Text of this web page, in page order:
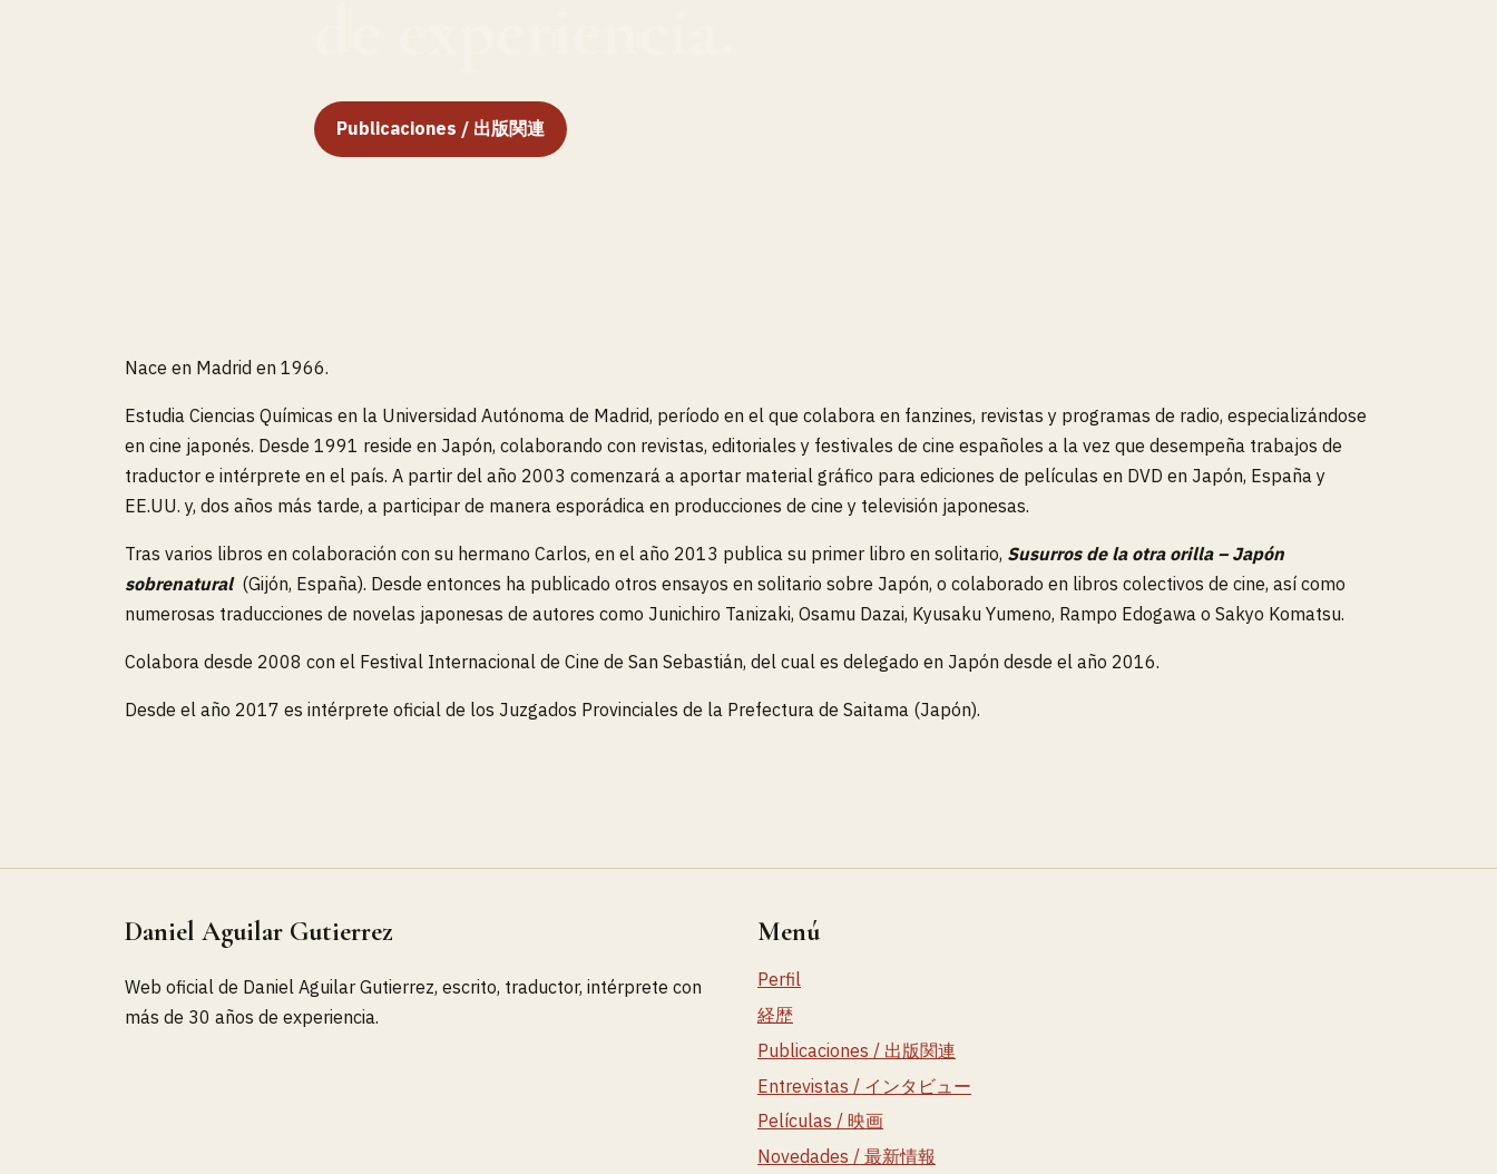
Publicaciones / 出版関連
Nace en Madrid en 1966.
Estudia Ciencias Químicas en la Universidad Autónoma de Madrid, período en el que colabora en fanzines, revistas y programas de radio, especializándose
en cine japonés. Desde 1991 reside en Japón, colaborando con revistas, editoriales y festivales de cine españoles a la vez que desempeña trabajos de
traductor e intérprete en el país. A partir del año 2003 comenzará a aportar material gráfico para ediciones de películas en DVD en Japón, España y
EE.UU. y, dos años más tarde, a participar de manera esporádica en producciones de cine y televisión japonesas.
Tras varios libros en colaboración con su hermano Carlos, en el año 2013 publica su primer libro en solitario, Susurros de la otra orilla – Japón
sobrenatural(Gijón, España). Desde entonces ha publicado otros ensayos en solitario sobre Japón, o colaborado en libros colectivos de cine, así como
numerosas traducciones de novelas japonesas de autores como Junichiro Tanizaki, Osamu Dazai, Kyusaku Yumeno, Rampo Edogawa o Sakyo Komatsu.
Colabora desde 2008 con el Festival Internacional de Cine de San Sebastián, del cual es delegado en Japón desde el año 2016.
Desde el año 2017 es intérprete oficial de los Juzgados Provinciales de la Prefectura de Saitama (Japón).
Daniel Aguilar Gutierrez
Web oficial de Daniel Aguilar Gutierrez, escrito, traductor, intérprete con
más de 30 años de experiencia.
Menú
Perfil
経歴
Publicaciones / 出版関連
Entrevistas / インタビュー
Películas / 映画
Novedades / 最新情報